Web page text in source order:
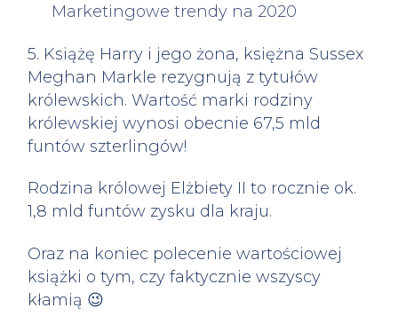
Marketingowe trendy na 2020
5. Książę Harry i jego żona, księżna Sussex
Meghan Markle rezygnują z tytułów
królewskich. Wartość marki rodziny
królewskiej wynosi obecnie 67,5 mld
funtów szterlingów!
Rodzina królowej Elżbiety II to rocznie ok.
1,8 mld funtów zysku dla kraju.
Oraz na koniec polecenie wartościowej
książki o tym, czy faktycznie wszyscy
kłamią 😉